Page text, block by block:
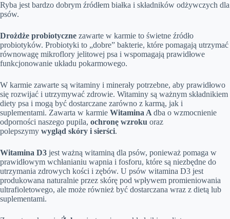
Ryba jest bardzo dobrym źródłem białka i składników odżywczych dla
psów.
Drożdże probiotyczne zawarte w karmie to świetne źródło
probiotyków. Probiotyki to „dobre” bakterie, które pomagają utrzymać
równowagę mikroflory jelitowej psa i wspomagają prawidłowe
funkcjonowanie układu pokarmowego.
W karmie zawarte są witaminy i minerały potrzebne, aby prawidłowo
się rozwijać i utrzymywać zdrowie. Witaminy są ważnym składnikiem
diety psa i mogą być dostarczane zarówno z karmą, jak i
suplementami. Zawarta w karmie Witamina A dba o wzmocnienie
odporności naszego pupila, ochronę wzroku oraz
polepszymy wygląd skóry i sierści.
Witamina D3 jest ważną witaminą dla psów, ponieważ pomaga w
prawidłowym wchłanianiu wapnia i fosforu, które są niezbędne do
utrzymania zdrowych kości i zębów. U psów witamina D3 jest
produkowana naturalnie przez skórę pod wpływem promieniowania
ultrafioletowego, ale może również być dostarczana wraz z dietą lub
suplementami.